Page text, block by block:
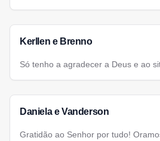
Kerllen e Brenno
Só tenho a agradecer a Deus e ao
Daniela e Vanderson
Gratidão ao Senhor por tudo!